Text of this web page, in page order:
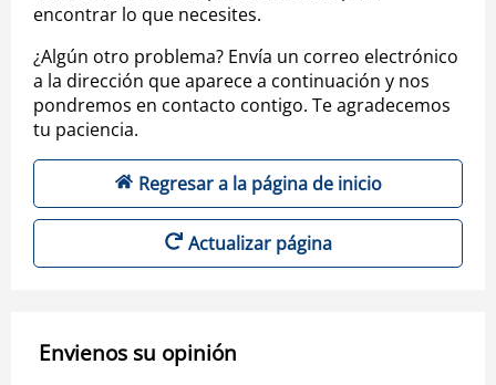
encontrar lo que necesites.
¿Algún otro problema? Envía un correo electrónico
a la dirección que aparece a continuación y nos
pondremos en contacto contigo. Te agradecemos
tu paciencia.
Regresar a la página de inicio
Actualizar página
Envienos su opinión